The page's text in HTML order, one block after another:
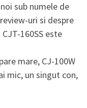
sub numele de
uri si despre
160SS este
mare, CJ-100W
mic, un singut con,